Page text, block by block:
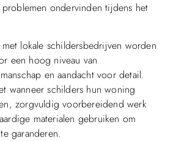
ondervinden tijdens het
lokale schildersbedrijven worden
een hoog niveau van
en aandacht voor detail.
wanneer schilders hun woning
zorgvuldig voorbereidend werk
materialen gebruiken om
garanderen.